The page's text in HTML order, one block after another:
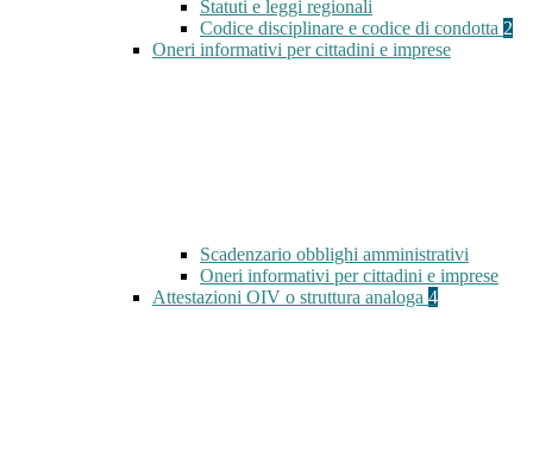
Statuti e leggi regionali
Codice disciplinare e codice di condotta 2
Oneri informativi per cittadini e imprese
Scadenzario obblighi amministrativi
Oneri informativi per cittadini e imprese
Attestazioni OIV o struttura analoga 4